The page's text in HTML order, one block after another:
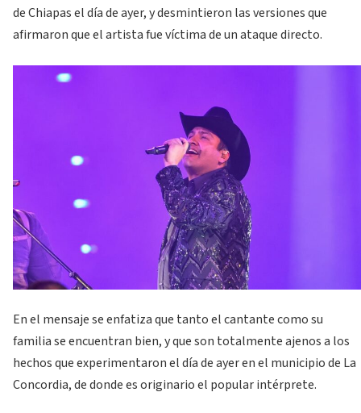
de Chiapas el día de ayer, y desmintieron las versiones que
afirmaron que el artista fue víctima de un ataque directo.
En el mensaje se enfatiza que tanto el cantante como su
familia se encuentran bien, y que son totalmente ajenos a los
hechos que experimentaron el día de ayer en el municipio de La
Concordia, de donde es originario el popular intérprete.